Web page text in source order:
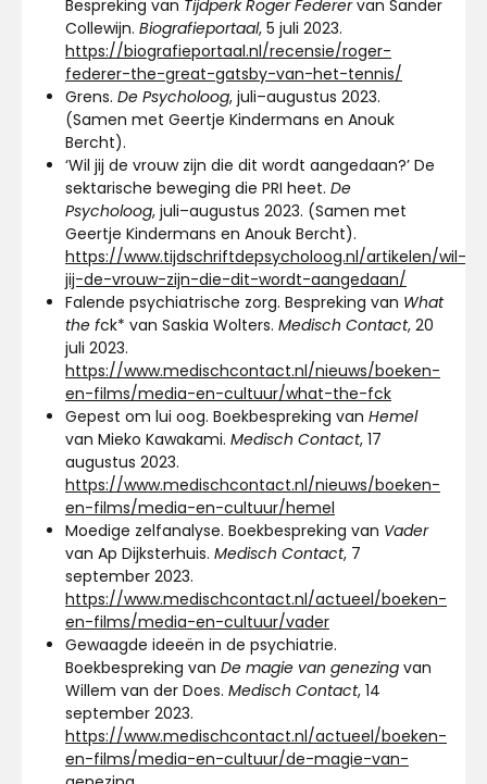
Bespreking van Tijdperk Roger Federervan Sander
Collewijn. Biografieportaal, 5 juli 2023.
https://biografieportaal.nl/recensie/roger-
federer-the-great-gatsby-van-het-tennis/
Grens. De Psycholoog, juli–augustus 2023.
(Samen met Geertje Kindermans en Anouk
Bercht).
‘Wil jij de vrouw zijn die dit wordt aangedaan?’ De
sektarische beweging die PRI heet. De
Psycholoog, juli–augustus 2023. (Samen met
Geertje Kindermans en Anouk Bercht).
https://www.tijdschriftdepsycholoog.nl/artikelen/wil-
jij-de-vrouw-zijn-die-dit-wordt-aangedaan/
Falende psychiatrische zorg. Bespreking van What
the fck* van Saskia Wolters. Medisch Contact, 20
juli 2023.
https://www.medischcontact.nl/nieuws/boeken-
en-films/media-en-cultuur/what-the-fck
Gepest om lui oog. Boekbespreking van Hemel
van Mieko Kawakami. Medisch Contact, 17
augustus 2023.
https://www.medischcontact.nl/nieuws/boeken-
en-films/media-en-cultuur/hemel
Moedige zelfanalyse. Boekbespreking van Vader
van Ap Dijksterhuis. Medisch Contact, 7
september 2023.
https://www.medischcontact.nl/actueel/boeken-
en-films/media-en-cultuur/vader
Gewaagde ideeën in de psychiatrie.
Boekbespreking van De magie van genezing van
Willem van der Does. Medisch Contact, 14
september 2023.
https://www.medischcontact.nl/actueel/boeken-
en-films/media-en-cultuur/de-magie-van-